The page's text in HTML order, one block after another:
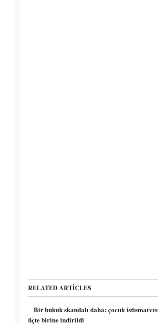
RELATED ARTICLES
Bir hukuk skandalı daha: çocuk
üçte birine indirildi